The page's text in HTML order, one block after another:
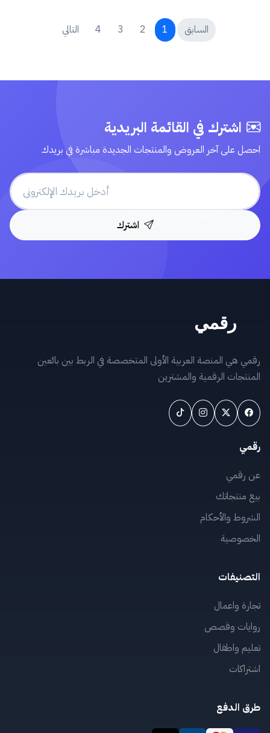
السابق 1
2
3
4 التالي
اشترك في القائمة البريدية
احصل على آخر العروض والمنتجات الجديدة مباشرة في بريدك
اشترك
رقمي هي المنصة العربية الأولى المتخصصة في الربط بين بائعين
المنتجات الرقمية والمشترين
رقمي
عن رقمي
بيع منتجاتك
الشروط والأحكام
الخصوصية
التصنيفات
تجارة واعمال
روايات وقصص
تعليم واطفال
اشتراكات
طرق الدفع